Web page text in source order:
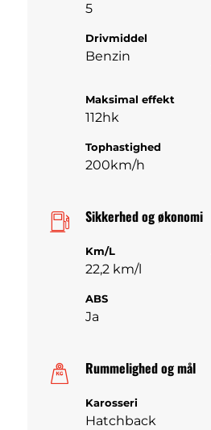
5
Drivmiddel
Benzin
Maksimal effekt
112hk
Tophastighed
200km/h
Sikkerhed og økonomi
Km/L
22,2 km/l
ABS
Ja
Rummelighed og mål
Karosseri
Hatchback